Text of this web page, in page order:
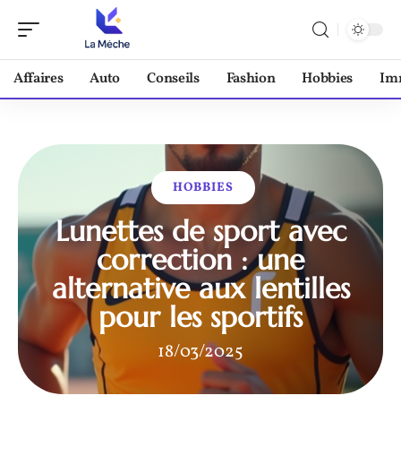
Affaires Auto Conseils Fashion Hobbies
HOBBIES
Lunettes de sport avec
correction : une
alternative aux lentilles
pour les sportifs
18/03/2025